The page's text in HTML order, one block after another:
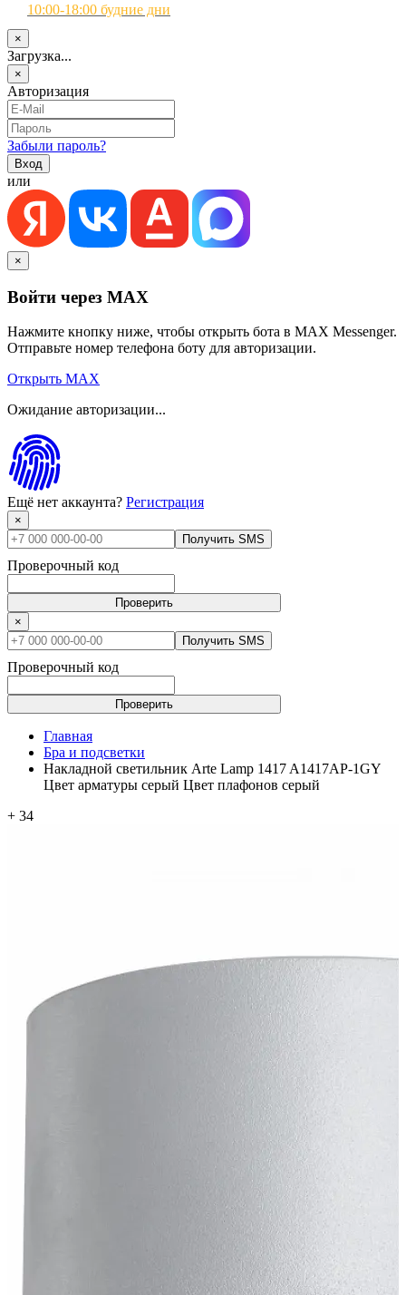
10:00-18:00 будние дни
×
Загрузка...
×
Авторизация
Забыли пароль?
или
×
Войти через MAX
Нажмите кнопку ниже, чтобы открыть бота в MAX Messenger.
Отправьте номер телефона боту для авторизации.
Открыть MAX
Ожидание авторизации...
Ещё нет аккаунта? Регистрация
×
Получить SMS
Проверочный код
Проверить
×
Получить SMS
Проверочный код
Проверить
Главная
Бра и подсветки
Накладной светильник Arte Lamp 1417 A1417AP-1GY
Цвет арматуры серый Цвет плафонов серый
+ 34